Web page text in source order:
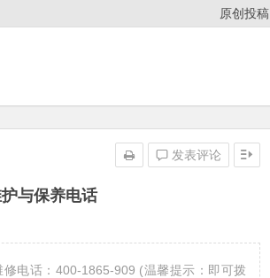
原创投稿
与保养电话
发表评论
电话：400-1865-909 (温馨提示：即可拨